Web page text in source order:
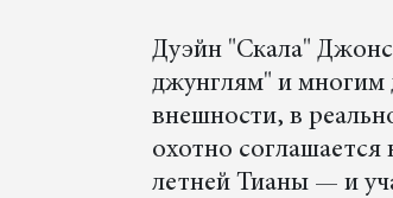
Дуэйн "Скала"
джунглям" и многим
внешности, в
охотно
летней Тианы — и